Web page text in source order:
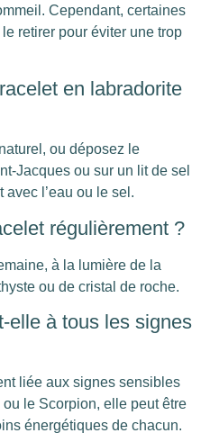
Cependant, certaines
retirer pour éviter une trop
en labradorite
ou déposez le
Jacques ou sur un lit de sel
l’eau ou le sel.
régulièrement ?
à la lumière de la
ou de cristal de roche.
elle à tous les signes
liée aux signes sensibles
le Scorpion, elle peut être
énergétiques de chacun.